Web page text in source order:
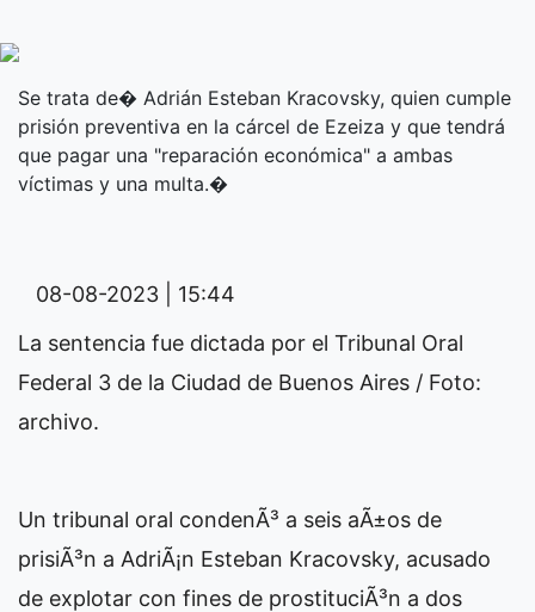
Se trata de� Adrián Esteban Kracovsky, quien cumple
prisión preventiva en la cárcel de Ezeiza y que tendrá
que pagar una "reparación económica" a ambas
víctimas y una multa.�
08-08-2023 | 15:44
La sentencia fue dictada por el Tribunal Oral
Federal 3 de la Ciudad de Buenos Aires / Foto:
archivo.
Un tribunal oral condenÃ³ a seis aÃ±os de
prisiÃ³n a AdriÃ¡n Esteban Kracovsky, acusado
de explotar con fines de prostituciÃ³n a dos